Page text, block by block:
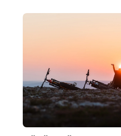
Yötön yö lumoaa Ylläksellä